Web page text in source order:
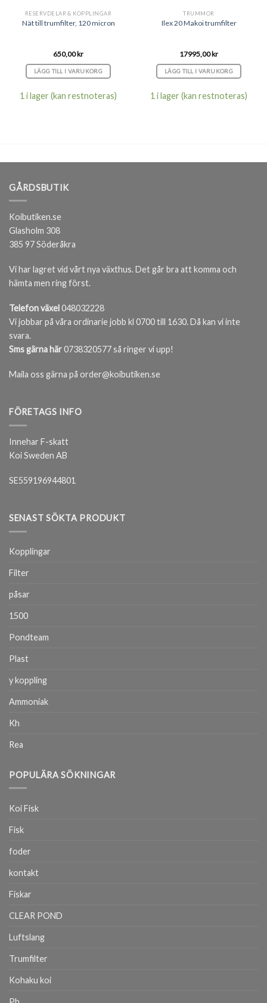
RESERVDELAR & KOPPLINGAR
Nät till trumfilter, 120 micron
650,00kr
LÄGG TILL I VARUKORG
1 i lager (kan restnoteras)
TRUMMOR
Ilex 20 Makoi trumfilter
17995,00kr
LÄGG TILL I VARUKORG
1 i lager (kan restnoteras)
GÅRDSBUTIK
Koibutiken.se
Glasholm 308
385 97 Söderåkra
Vi har lagret vid vårt nya växthus. Det går bra att komma och
hämta men ring först.
Telefon växel048032228
Vi jobbar på våra ordinarie jobb kl 0700 till 1630. Då kan vi inte
svara.
Sms gärna här0738320577 så ringer vi upp!
Maila oss gärna på order@koibutiken.se
FÖRETAGS INFO
Innehar F-skatt
Koi Sweden AB
SE559196944801
SENAST SÖKTA PRODUKT
Kopplingar
Filter
påsar
1500
Pondteam
Plast
y koppling
Ammoniak
Kh
Rea
POPULÄRA SÖKNINGAR
Koi Fisk
Fisk
foder
kontakt
Fiskar
CLEAR POND
Luftslang
Trumfilter
Kohaku koi